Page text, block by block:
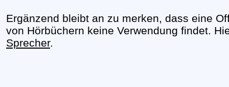
Ergänzend bleibt an zu merken, dass eine
von Hörbüchern keine Verwendung findet.
Sprecher.